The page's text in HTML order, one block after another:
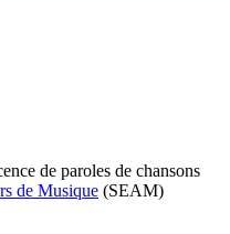
de paroles de chansons
de Musique (SEAM)